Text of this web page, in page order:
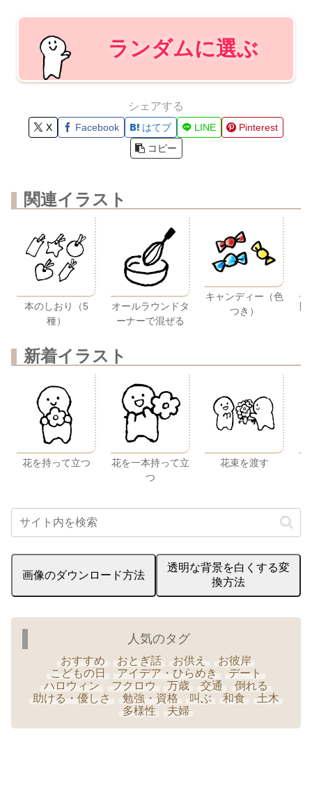
ランダムに選ぶ
シェアする
X Facebook はてブ LINE
Pinterest
コピー
関連イラスト
本のしおり（5
種）
オールラウンドタ
ーナーで混ぜる
キャンディー（色
つき）
新着イラスト
花を持って立つ
花を一本持って立
つ
花束を渡す
画像のダウンロード方法
透明な背景を白くする変
換方法
人気のタグ
おすすめ おとぎ話 お供え
お彼岸
こどもの日
アイデア・ひらめき
デート
ハロウィン
フクロウ 万歳 交通
倒れる
助ける・優しさ
勉強・資格 叫ぶ 和食
土木
多様性
夫婦